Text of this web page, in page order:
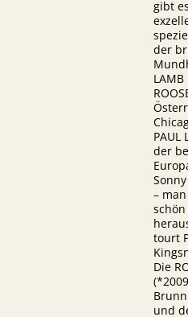
gibt
der
PAUL
der
–
tourt
Die
und